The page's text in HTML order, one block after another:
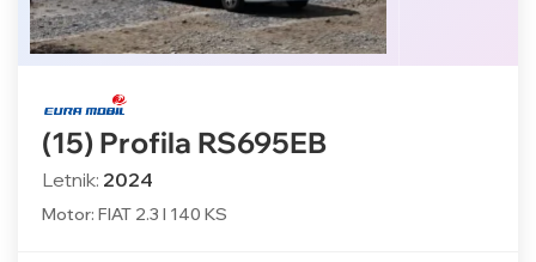
(15) Profila RS695EB
Letnik: 2024
Motor: FIAT 2.3 l 140 KS